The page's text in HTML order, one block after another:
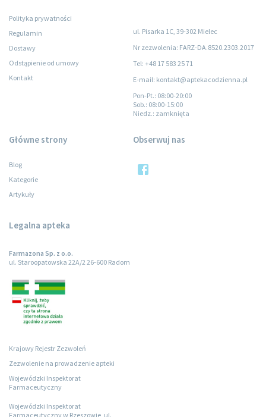
Polityka prywatności
Regulamin
Dostawy
Odstąpienie od umowy
Kontakt
ul. Pisarka 1C, 39-302 Mielec
Nr zezwolenia: FARZ-DA.8520.2303.2017
Tel: +48 17 583 25 71
E-mail: kontakt@aptekacodzienna.pl
Pon-Pt.: 08:00-20:00
Sob.: 08:00-15:00
Niedz.: zamknięta
Główne strony
Blog
Kategorie
Artykuły
Legalna apteka
Farmazona Sp. z o.o.
ul. Staroopatowska 22A/2 26-600 Radom
Krajowy Rejestr Zezwoleń
Zezwolenie na prowadzenie apteki
Wojewódzki Inspektorat
Farmaceutyczny
Wojewódzki Inspektorat
Farmaceutyczny w Rzeszowie, ul.
Obserwuj nas